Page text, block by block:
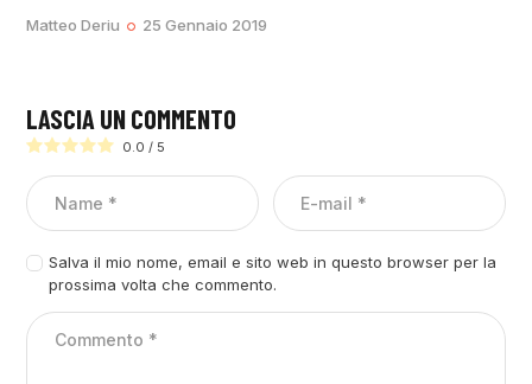
Matteo Deriu 25 Gennaio 2019
LASCIA UN COMMENTO
0.0 / 5
Salva il mio nome, email e sito web in questo browser per la
prossima volta che commento.